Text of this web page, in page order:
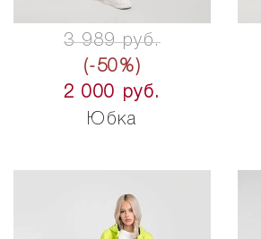
3 989 руб.
(-50%)
2 000 руб.
Юбка